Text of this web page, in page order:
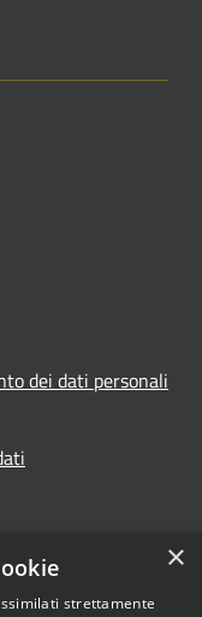
dei dati personali
×
strettamente